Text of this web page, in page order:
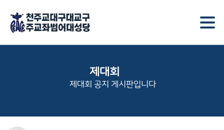
제대회
제대회 공지 게시판입니다